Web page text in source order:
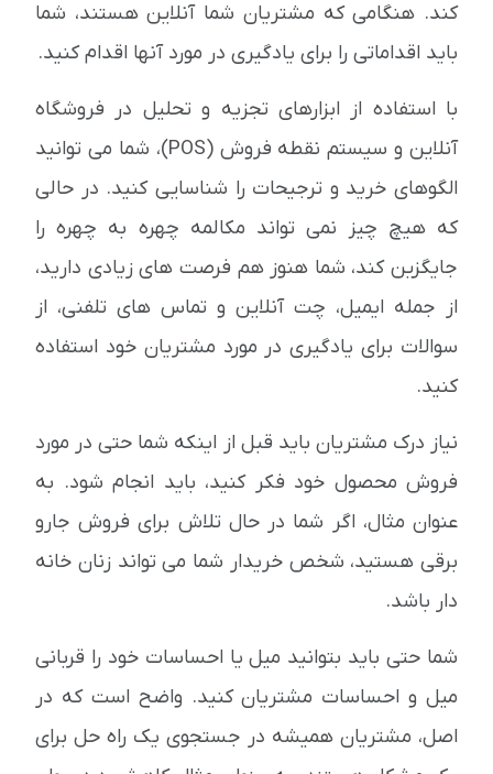
کند. هنگامی که مشتریان شما آنلاین هستند، شما
باید اقداماتی را برای یادگیری در مورد آنها اقدام کنید.
با استفاده از ابزارهای تجزیه و تحلیل در فروشگاه
آنلاین و سیستم نقطه فروش (POS)، شما می توانید
الگوهای خرید و ترجیحات را شناسایی کنید. در حالی
که هیچ چیز نمی تواند مکالمه چهره به چهره را
جایگزین کند، شما هنوز هم فرصت های زیادی دارید،
از جمله ایمیل، چت آنلاین و تماس های تلفنی، از
سوالات برای یادگیری در مورد مشتریان خود استفاده
کنید.
نیاز درک مشتریان باید قبل از اینکه شما حتی در مورد
فروش محصول خود فکر کنید، باید انجام شود. به
عنوان مثال، اگر شما در حال تلاش برای فروش جارو
برقی هستید، شخص خریدار شما می تواند زنان خانه
دار باشد.
شما حتی باید بتوانید میل یا احساسات خود را قربانی
میل و احساسات مشتریان کنید. واضح است که در
اصل، مشتریان همیشه در جستجوی یک راه حل برای